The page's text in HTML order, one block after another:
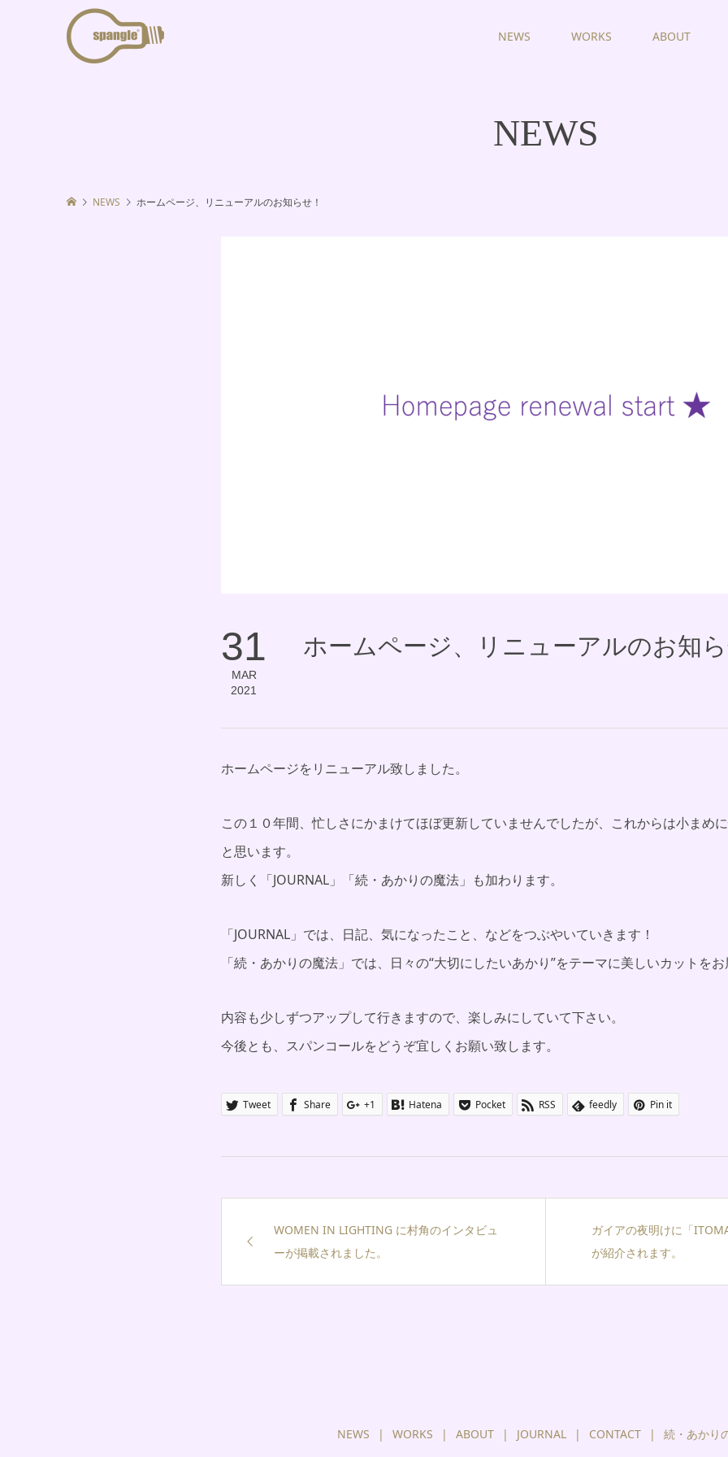
NEWS WORKS ABOUT
NEWS
NEWS ホームページ、リニューアルのお知らせ！
31
MAR
2021
ホームページ、リニューアルのお知
ホームページをリニューアル致しました。
この１０年間、忙しさにかまけてほぼ更新していませんでしたが、これからは小まめ
と思います。
新しく「JOURNAL」「続・あかりの魔法」も加わります。
「JOURNAL」では、日記、気になったこと、などをつぶやいていきます！
「続・あかりの魔法」では、日々の“大切にしたいあかり”をテーマに美しいカットを
内容も少しずつアップして行きますので、楽しみにしていて下さい。
今後とも、スパンコールをどうぞ宜しくお願い致します。
Tweet Share +1 Hatena Pocket RSS feedly Pin it
WOMEN IN LIGHTING に村角のインタビュ
ーが掲載されました。
ガイアの夜明けに「
が紹介されます。
NEWS WORKS ABOUT JOURNAL CONTACT 続・あかり